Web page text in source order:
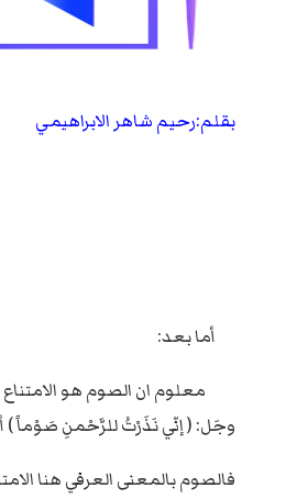
بقلم:رحيم شاهر الابراهيمي
أما بعد:
معلوم ان الصوم هو الامتناع
وجَل: ( إنّي نَذَرْتُ للرَّحْمنِ صَوْماً )
فالصوم بالمعنى العرفي هنا